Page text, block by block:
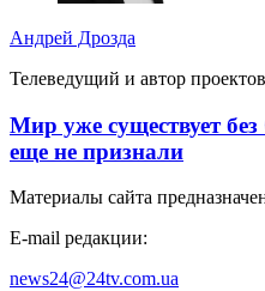
Андрей Дрозда
Телеведущий и автор
Мир уже существует
еще не признали
Материалы сайта
E-mail редакции:
news24@24tv.com.ua